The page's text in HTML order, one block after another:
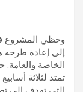
وحظي المشروع
إلى إعادة طرحه
الخاصة
تمتد لثلاثة